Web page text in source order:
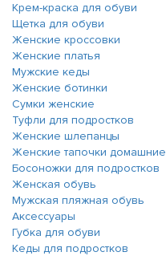
Крем-краска для обуви
Щетка для обуви
Женские кроссовки
Женские платья
Мужские кеды
Женские ботинки
Сумки женские
Туфли для подростков
Женские шлепанцы
Женские тапочки домашние
Босоножки для подростков
Женская обувь
Мужская пляжная обувь
Аксессуары
Губка для обуви
Кеды для подростков